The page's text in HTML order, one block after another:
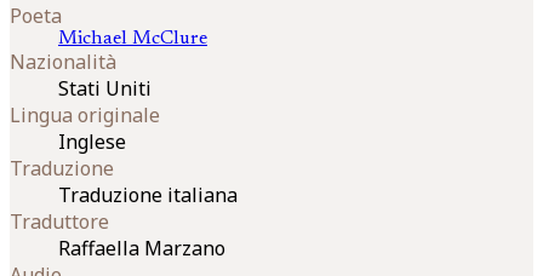
Poeta
Michael McClure
Nazionalità
Stati Uniti
Lingua originale
Inglese
Traduzione
Traduzione italiana
Traduttore
Raffaella Marzano